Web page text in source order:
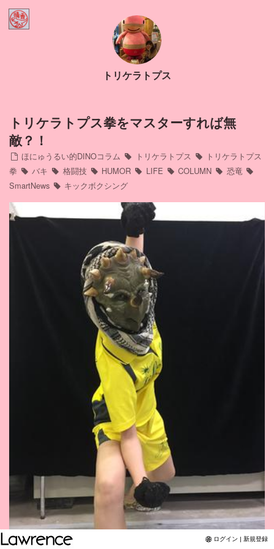
Home
ほにゅうるい的DINOコラム
Profile
インスタ
アメブロ
ミリブロ
YouTubeチャンネル
トリケラトプス
トリケラトプス拳をマスターすれば無
敵？！
ほにゅうるい的DINOコラム トリケラトプス
トリケラトプス
拳
バキ 格闘技 HUMOR LIFE COLUMN
恐竜
SmartNews
キックボクシング
ログイン | 新規登録